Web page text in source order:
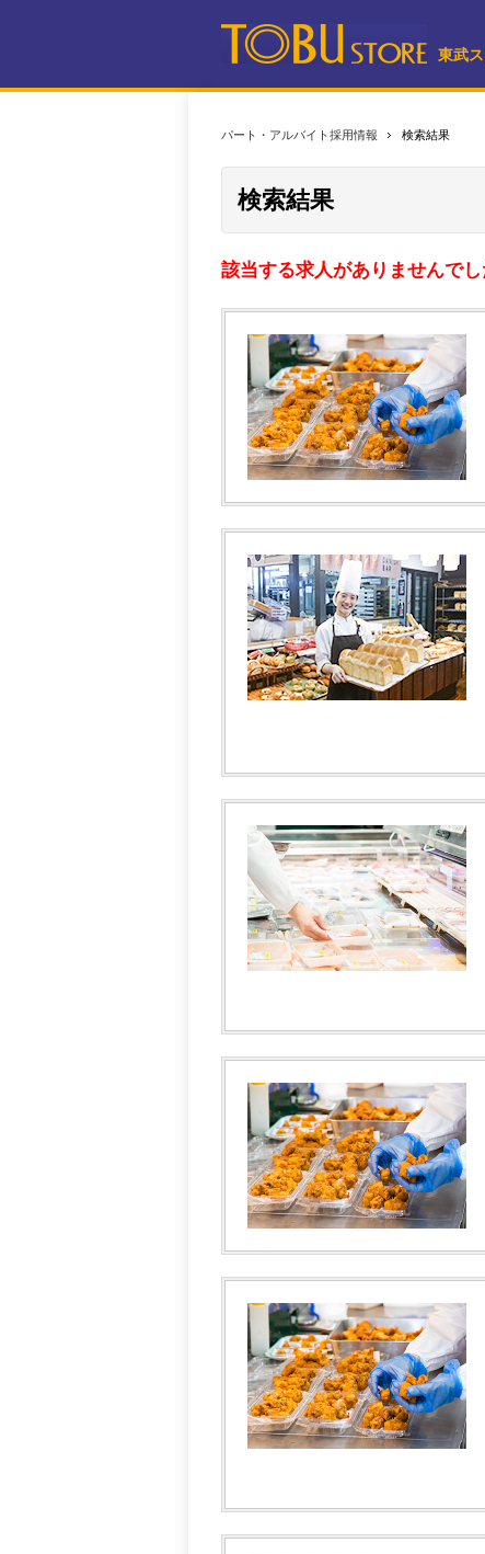
東武
パート・アルバイト採用情報 検索結果
検索結果
該当する求人がありませんで